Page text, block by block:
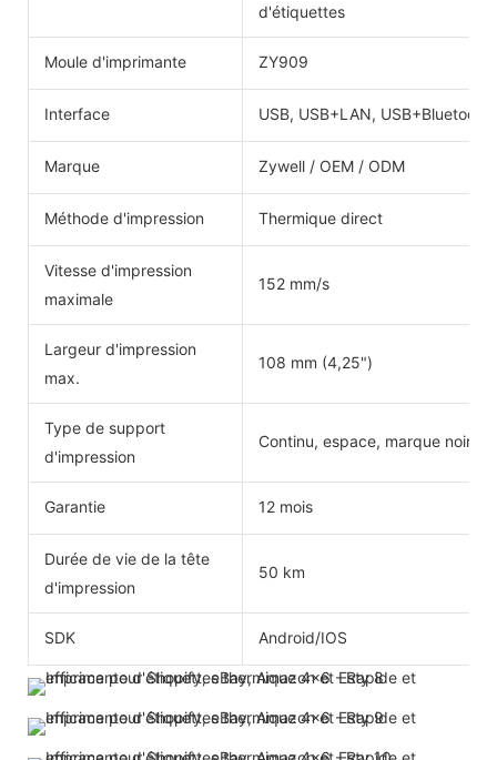
d'étiquettes
Moule d'imprimante ZY909
Interface USB, USB+LAN,
Marque Zywell / OEM / ODM
Méthode d'impression Thermique direct
Vitesse d'impression
maximale
152 mm/s
Largeur d'impression
max.
108 mm (4,25")
Type de support
d'impression
Continu, espace, marque noire,
Garantie 12 mois
Durée de vie de la tête
d'impression
50 km
SDK Android/IOS